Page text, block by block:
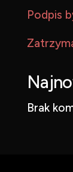
Podpis
Brak